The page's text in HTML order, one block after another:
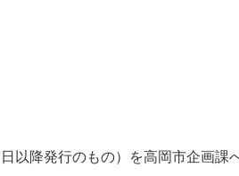
降発行のもの）を高岡市企画課